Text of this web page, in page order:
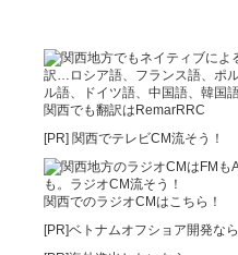
関西でも翻訳はRemarRRC
[PR] 関西でテレビCM流そう！
関西でのラジオCMはこちら！
[PR]ベトナムオフショア開発なら